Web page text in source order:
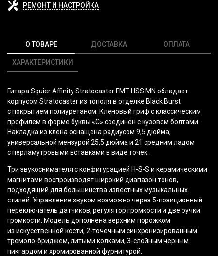
РЕМОНТ И НАСТРОЙКА
О ТОВАРЕ
ХАРАКТЕРИСТИКИ
ДОСТАВКА ОПЛАТА
Гитара Squier Affinity Stratocaster FMT HSS MN обладает
корпусом Stratocaster из тополя в отделке Black Burst
с покрытием полиуретаном. Кленовый гриф с классическим
профилем в форме буквы «С» соединён с кузовом болтами.
Накладка из клёна оснащена радиусом 9,5 дюйма,
универсальной мензурой 25,5 дюйма и 21 средним ладом
с перламутровыми вставками в виде точек.
Три звукоснимателя с конфигурацией H-S-S и керамическими
магнитами воспроизводят широкий диапазон тонов,
подходящий для большинства известных музыкальных
стилей. Управление звуком возможно через 5-позиционный
переключатель датчиков, регулятор громкости и две ручки
громкости. Модель дополнена верхним порожком
из искусственной кости, 2-точечным синхронизированным
тремоло-бриджем, литыми колками, 3-слойным чёрным
пикгардом и хромированной фурнитурой.